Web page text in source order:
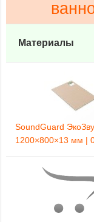
Материалы
SoundGuard
1200×800×13 мм |